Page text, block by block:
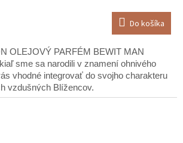
Do košíka
OLEJOVÝ PARFÉM BEWIT MAN
sme sa narodili v znamení ohnivého
vhodné integrovať do svojho charakteru
vzdušných Blížencov.